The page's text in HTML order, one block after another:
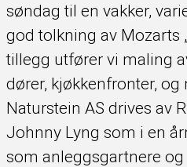
søndag til en vakker,
god tolkning av Mozarts
tillegg utfører vi maling
dører, kjøkkenfronter, og
Naturstein AS drives av
Johnny Lyng som i en
som anleggsgartnere og